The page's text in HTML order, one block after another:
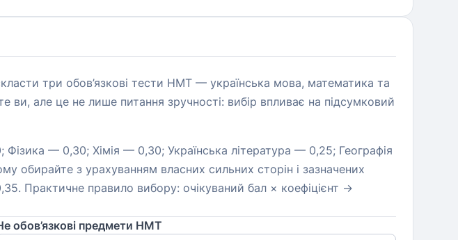
три обов’язкові тести НМТ — українська мова, математика та
але це не лише питання зручності: вибір впливає на підсумковий
— 0,30; Хімія — 0,30; Українська література — 0,25; Географія
обирайте з урахуванням власних сильних сторін і зазначених
Практичне правило вибору: очікуваний бал × коефіцієнт →
обов’язкові предмети НМТ